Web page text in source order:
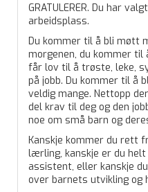
GRATULERER. Du har
arbeidsplass.
Du kommer til å bli møtt
morgenen, du kommer til
får lov til å trøste, leke,
på jobb. Du kommer til å
veldig mange. Nettopp
del krav til deg og den
noe om små barn og
Kanskje kommer du rett
lærling, kanskje er du
assistent, eller kanskje
over barnets utvikling og